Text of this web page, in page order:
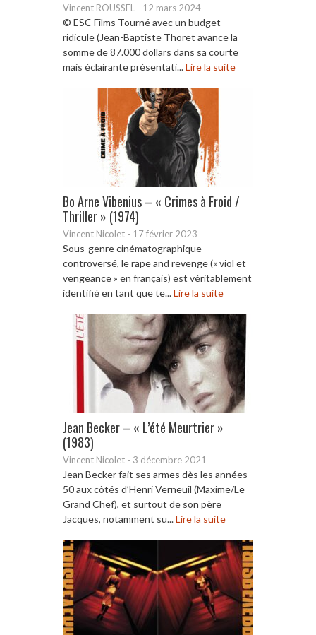
Vincent ROUSSEL - 12 mars 2024
© ESC Films Tourné avec un budget
ridicule (Jean-Baptiste Thoret avance la
somme de 87.000 dollars dans sa courte
mais éclairante présentati...Lire la suite
Bo Arne Vibenius – « Crimes à Froid /
Thriller » (1974)
Vincent Nicolet - 17 février 2023
Sous-genre cinématographique
controversé, le rape and revenge (« viol et
vengeance » en français) est véritablement
identifié en tant que te...Lire la suite
Jean Becker – « L’été Meurtrier »
(1983)
Vincent Nicolet - 3 décembre 2021
Jean Becker fait ses armes dès les années
50 aux côtés d’Henri Verneuil (Maxime/Le
Grand Chef), et surtout de son père
Jacques, notamment su...Lire la suite